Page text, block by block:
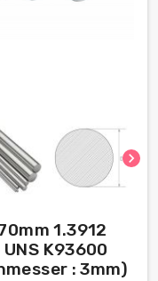
chevron_right
1.3912
K93600
: 3mm)